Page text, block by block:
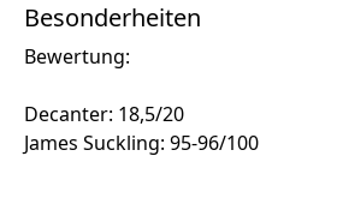
Besonderheiten
Bewertung:
Decanter: 18,5/20
James Suckling: 95-96/100